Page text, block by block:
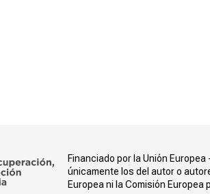
Financiado por la Unión
únicamente los del autor o
Europea ni la Comisión